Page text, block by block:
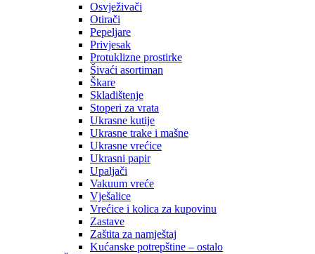
Osvježivači
Otirači
Pepeljare
Privjesak
Protuklizne prostirke
Šivaći asortiman
Škare
Skladištenje
Stoperi za vrata
Ukrasne kutije
Ukrasne trake i mašne
Ukrasne vrećice
Ukrasni papir
Upaljači
Vakuum vreće
Vješalice
Vrećice i kolica za kupovinu
Zastave
Zaštita za namještaj
Kućanske potrepštine – ostalo